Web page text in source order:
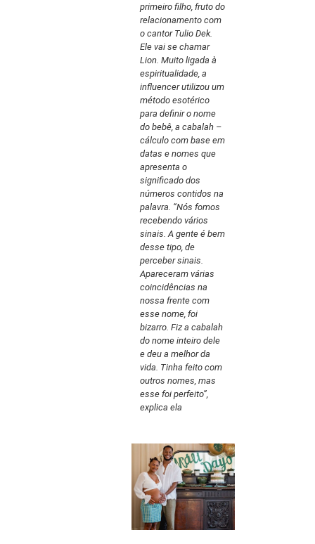
primeiro filho, fruto do
relacionamento com
o cantor Tulio Dek.
Ele vai se chamar
Lion. Muito ligada à
espiritualidade, a
influencer utilizou um
método esotérico
para definir o nome
do bebê, a cabalah –
cálculo com base em
datas e nomes que
apresenta o
significado dos
números contidos na
palavra. “Nós fomos
recebendo vários
sinais. A gente é bem
desse tipo, de
perceber sinais.
Apareceram várias
coincidências na
nossa frente com
esse nome, foi
bizarro. Fiz a cabalah
do nome inteiro dele
e deu a melhor da
vida. Tinha feito com
outros nomes, mas
esse foi perfeito”,
explica ela